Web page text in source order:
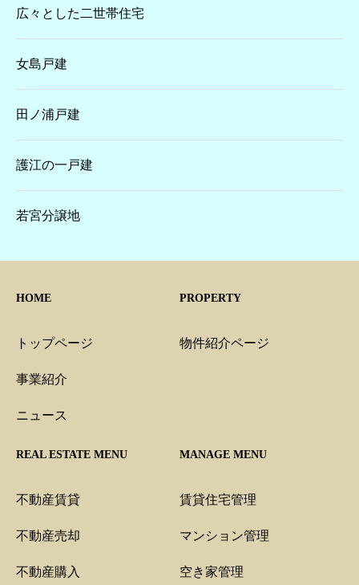
広々とした二世帯住宅
女島戸建
田ノ浦戸建
護江の一戸建
若宮分譲地
HOME
トップページ
事業紹介
ニュース
PROPERTY
物件紹介ページ
REAL ESTATE MENU
不動産賃貸
不動産売却
不動産購入
MANAGE MENU
賃貸住宅管理
マンション管理
空き家管理